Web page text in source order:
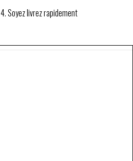
4. Soyez livrez rapidement